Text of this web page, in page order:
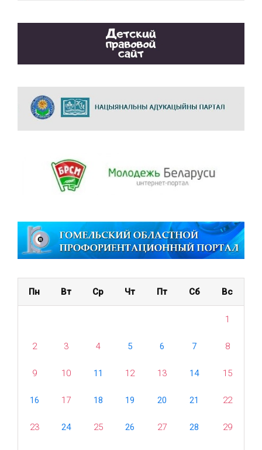
Пн Вт Ср Чт Пт Сб Вс
1
2 3 4 5 6 7 8
9 10 11 12 13 14 15
16 17 18 19 20 21 22
23 24 25 26 27 28 29